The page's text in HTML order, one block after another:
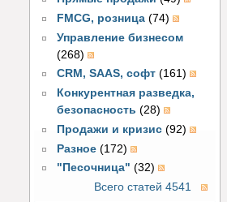
FMCG, розница (74)
Управление бизнесом
(268)
CRM, SAAS, софт (161)
Конкурентная разведка,
безопасность (28)
Продажи и кризис (92)
Разное (172)
"Песочница" (32)
Всего статей 4541